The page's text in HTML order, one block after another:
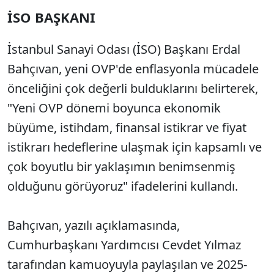
İSO BAŞKANI
İstanbul Sanayi Odası (İSO) Başkanı Erdal
Bahçıvan, yeni OVP'de enflasyonla mücadele
önceliğini çok değerli bulduklarını belirterek,
"Yeni OVP dönemi boyunca ekonomik
büyüme, istihdam, finansal istikrar ve fiyat
istikrarı hedeflerine ulaşmak için kapsamlı ve
çok boyutlu bir yaklaşımın benimsenmiş
olduğunu görüyoruz" ifadelerini kullandı.
Bahçıvan, yazılı açıklamasında,
Cumhurbaşkanı Yardımcısı Cevdet Yılmaz
tarafından kamuoyuyla paylaşılan ve 2025-